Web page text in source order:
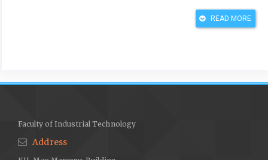
inventory-management/
Perancangan sistem manajemen pergudangan
Perpindahan Material.Seminar dan
READ MORE
Faculty of Industrial Technology
Address